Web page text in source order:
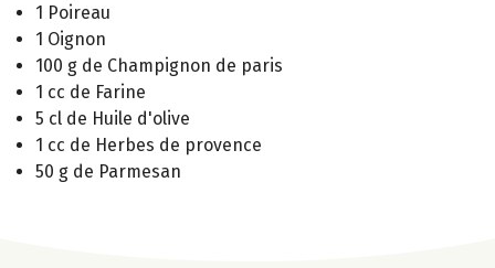
1 Poireau
1 Oignon
100 g de Champignon de paris
1 cc de Farine
5 cl de Huile d'olive
1 cc de Herbes de provence
50 g de Parmesan